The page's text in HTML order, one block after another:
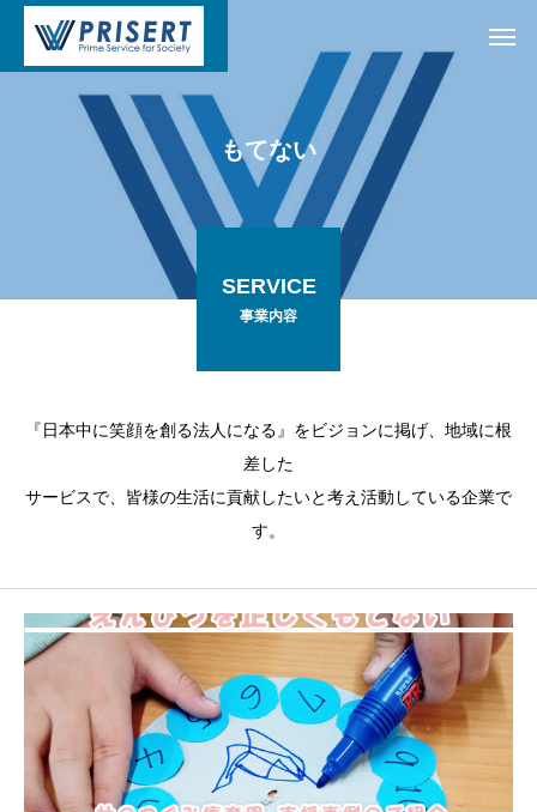
もてない
SERVICE
事業内容
『日本中に笑顔を創る法人になる』をビジョンに掲げ、地域に根
差した
サービスで、皆様の生活に貢献したいと考え活動している企業で
す。